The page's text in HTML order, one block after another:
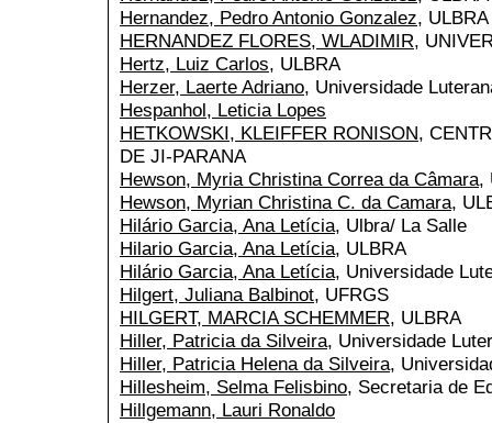
Hernandez, Pedro Antonio Gonzalez,
HERNANDEZ FLORES, WLADIMIR,
Hertz, Luiz Carlos, ULBRA
Herzer, Laerte Adriano, Universidade
Hespanhol, Leticia Lopes
HETKOWSKI, KLEIFFER RONISON,
DE JI-PARANA
Hewson, Myria Christina Correa da Câmara,
Hewson, Myrian Christina C. da Camara,
Hilário Garcia, Ana Letícia, Ulbra/ La Salle
Hilario Garcia, Ana Letícia, ULBRA
Hilário Garcia, Ana Letícia, Universidade
Hilgert, Juliana Balbinot, UFRGS
HILGERT, MARCIA SCHEMMER, ULBRA
Hiller, Patricia da Silveira, Universidade
Hiller, Patricia Helena da Silveira,
Hillesheim, Selma Felisbino, Secretaria de
Hillgemann, Lauri Ronaldo